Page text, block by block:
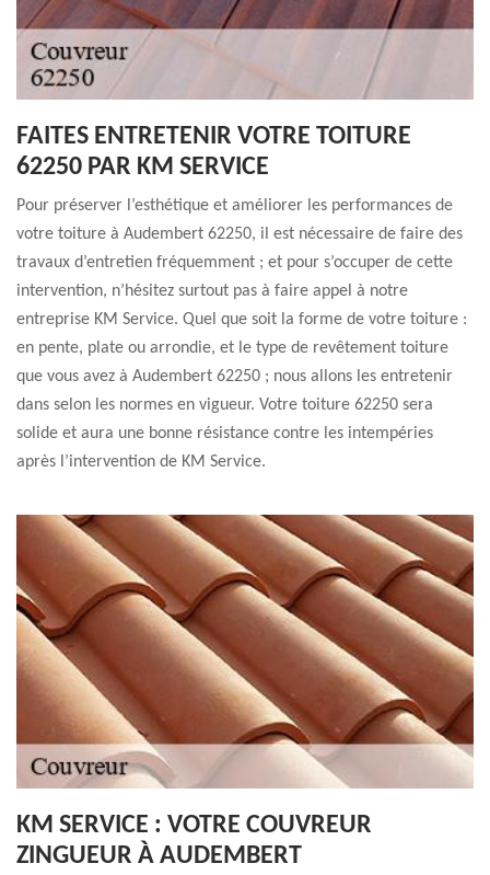
FAITES ENTRETENIR VOTRE TOITURE
62250 PAR KM SERVICE
Pour préserver l’esthétique et améliorer les performances de
votre toiture à Audembert 62250, il est nécessaire de faire des
travaux d’entretien fréquemment ; et pour s’occuper de cette
intervention, n’hésitez surtout pas à faire appel à notre
entreprise KM Service. Quel que soit la forme de votre toiture :
en pente, plate ou arrondie, et le type de revêtement toiture
que vous avez à Audembert 62250 ; nous allons les entretenir
dans selon les normes en vigueur. Votre toiture 62250 sera
solide et aura une bonne résistance contre les intempéries
après l’intervention de KM Service.
KM SERVICE : VOTRE COUVREUR
ZINGUEUR À AUDEMBERT